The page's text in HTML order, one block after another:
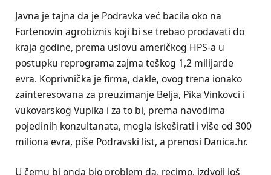
Javna je tajna da je Podravka već bacila oko na
Fortenovin agrobiznis koji bi se trebao prodavati do
kraja godine, prema uslovu američkog HPS-a u
postupku reprograma zajma teškog 1,2 milijarde
evra. Koprivnička je firma, dakle, ovog trena ionako
zainteresovana za preuzimanje Belja, Pika Vinkovci i
vukovarskog Vupika i za to bi, prema navodima
pojedinih konzultanata, mogla iskeširati i više od 300
miliona evra, piše Podravski list, a prenosi Danica.hr.
U čemu bi onda bio problem da, recimo, izdvoji još